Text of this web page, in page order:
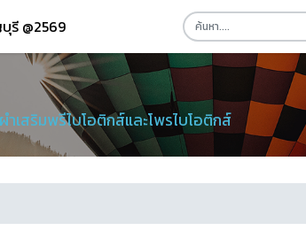
รี @2569
เสริมพรีไบโอติกส์และโพรไบโอติกส์